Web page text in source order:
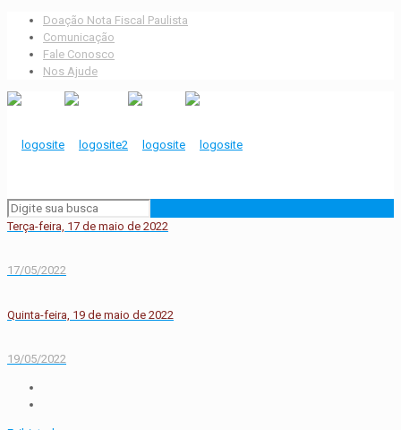
Doação Nota Fiscal Paulista
Comunicação
Fale Conosco
Nos Ajude
Terça-feira, 17 de maio de 2022
17/05/2022
Quinta-feira, 19 de maio de 2022
19/05/2022